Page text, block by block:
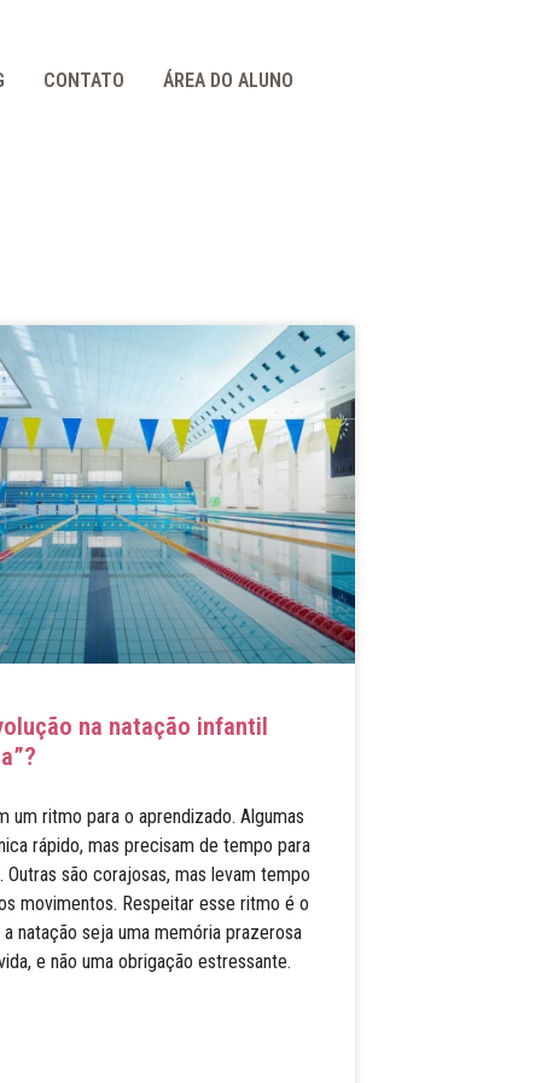
CONTATO ÁREA DO ALUNO
na natação infantil
um ritmo para o aprendizado. Algumas
rápido, mas precisam de tempo para
Outras são corajosas, mas levam tempo
movimentos. Respeitar esse ritmo é o
natação seja uma memória prazerosa
e não uma obrigação estressante.